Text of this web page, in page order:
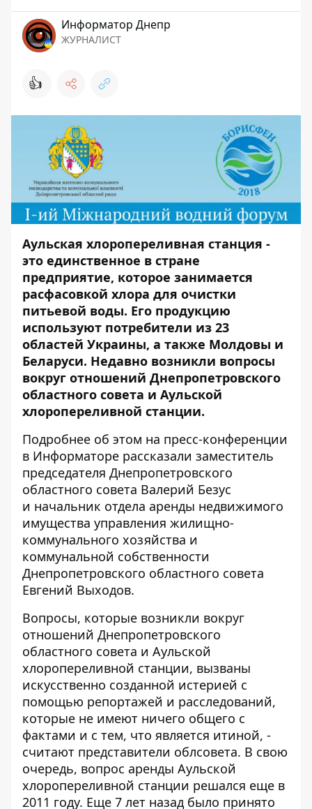
Информатор Днепр
ЖУРНАЛИСТ
👍
Аульская хлоропереливная станция -
это единственное в стране
предприятие, которое занимается
расфасовкой хлора для очистки
питьевой воды. Его продукцию
используют потребители из 23
областей Украины, а также Молдовы и
Беларуси. Недавно возникли вопросы
вокруг отношений Днепропетровского
областного совета и Аульской
хлоропереливной станции.
Подробнее об этом на пресс-конференции
в Информаторе рассказали заместитель
председателя Днепропетровского
областного совета Валерий Безус
и начальник отдела аренды недвижимого
имущества управления жилищно-
коммунального хозяйства и
коммунальной собственности
Днепропетровского областного совета
Евгений Выходов.
Вопросы, которые возникли вокруг
отношений Днепропетровского
областного совета и Аульской
хлоропереливной станции, вызваны
искусственно созданной истерией с
помощью репортажей и расследований,
которые не имеют ничего общего с
фактами и с тем, что является итиной, -
считают представители облсовета. В свою
очередь, вопрос аренды Аульской
хлоропереливной станции решался еще в
2011 году. Еще 7 лет назад было принято